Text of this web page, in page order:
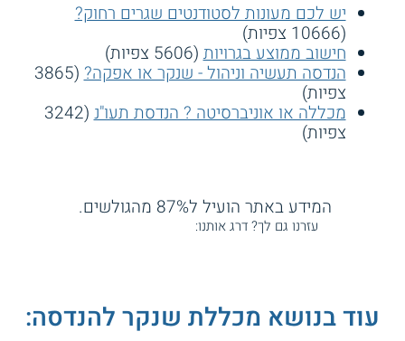
יש לכם מעונות לסטודנטים שגרים רחוק?
(10666 צפיות)
חישוב ממוצע בגרויות(5606 צפיות)
הנדסה תעשיה וניהול - שנקר או אפקה? (3865
צפיות)
מכללה או אוניברסיטה ? הנדסת תעו"נ (3242
צפיות)
המידע באתר הועיל ל87% מהגולשים.
עזרנו גם לך? דרג אותנו:
עוד בנושא מכללת שנקר להנדסה: